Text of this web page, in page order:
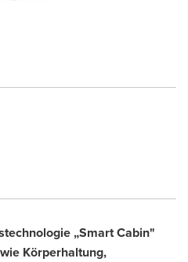
„Smart Cabin"
Körperhaltung,